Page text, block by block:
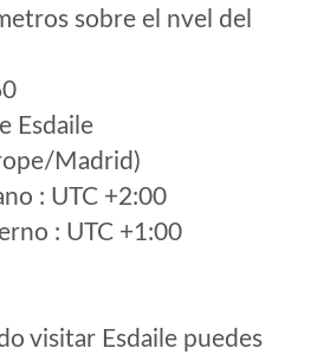
sobre el nvel del
Esdaile
Madrid)
: UTC +2:00
: UTC +1:00
visitar Esdaile puedes